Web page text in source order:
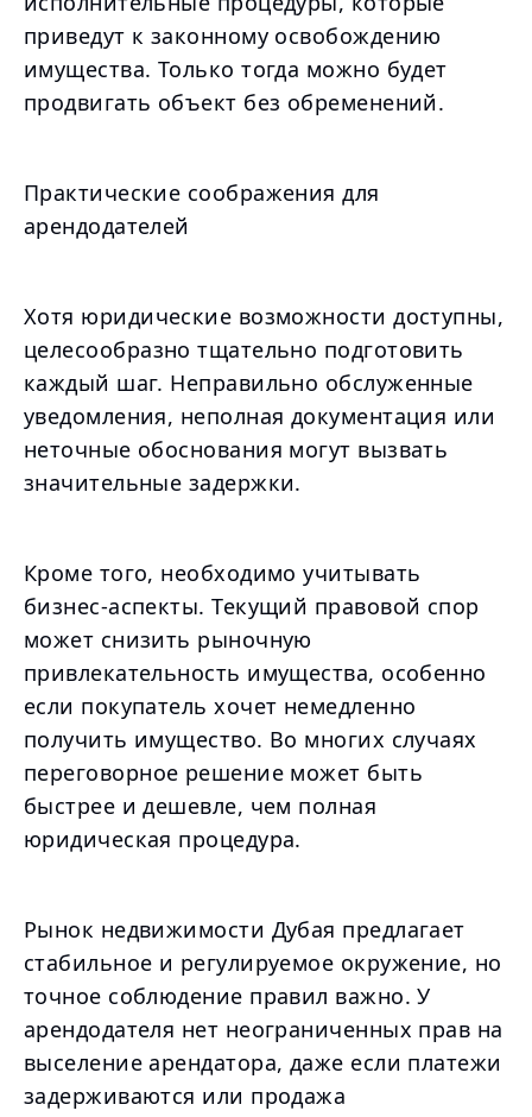
приведут к законному освобождению
имущества. Только тогда можно будет
продвигать объект без обременений.
Практические соображения для
арендодателей
Хотя юридические возможности доступны,
целесообразно тщательно подготовить
каждый шаг. Неправильно обслуженные
уведомления, неполная документация или
неточные обоснования могут вызвать
значительные задержки.
Кроме того, необходимо учитывать
бизнес-аспекты. Текущий правовой спор
может снизить рыночную
привлекательность имущества, особенно
если покупатель хочет немедленно
получить имущество. Во многих случаях
переговорное решение может быть
быстрее и дешевле, чем полная
юридическая процедура.
Рынок недвижимости Дубая предлагает
стабильное и регулируемое окружение, но
точное соблюдение правил важно. У
арендодателя нет неограниченных прав на
выселение арендатора, даже если платежи
задерживаются или продажа